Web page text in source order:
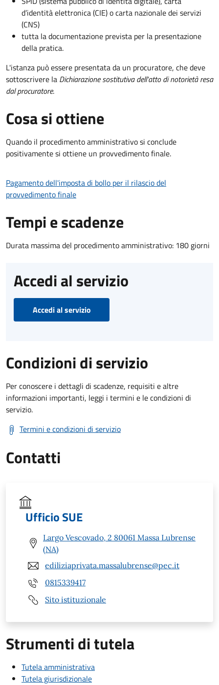
d’identità elettronica (CIE) o carta nazionale dei servizi
(CNS)
tutta la documentazione prevista per la presentazione
della pratica.
L'istanza può essere presentata da un procuratore, che deve
sottoscrivere la Dichiarazione sostitutiva dell'atto di notorietà resa
dal procuratore.
Cosa si ottiene
Quando il procedimento amministrativo si conclude
positivamente si ottiene un provvedimento finale.
Pagamento dell'imposta di bollo per il rilascio del
provvedimento finale
Tempi e scadenze
Durata massima del procedimento amministrativo: 180 giorni
Accedi al servizio
Accedi al servizio
Condizioni di servizio
Per conoscere i dettagli di scadenze, requisiti e altre
informazioni importanti, leggi i termini e le condizioni di
servizio.
Termini e condizioni di servizio
Contatti
Ufficio SUE
Largo Vescovado, 2 80061 Massa Lubrense
(NA)
ediliziaprivata.massalubrense@pec.it
0815339417
Sito istituzionale
Strumenti di tutela
Tutela amministrativa
Tutela giurisdizionale